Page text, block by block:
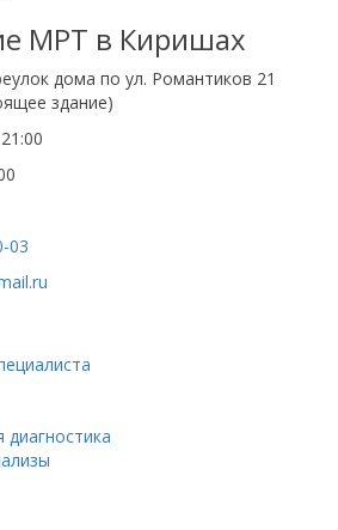
МРТ в Киришах
дома по ул. Романтиков 21
здание)
03